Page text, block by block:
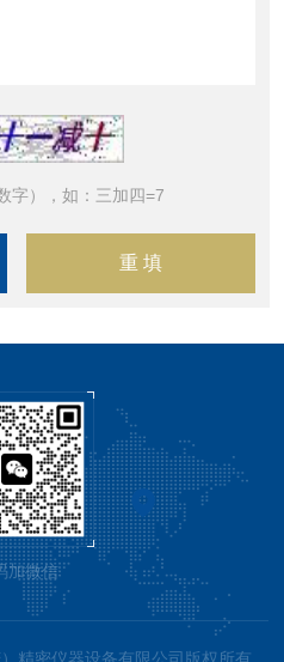
字），如：三加四=7
加微信